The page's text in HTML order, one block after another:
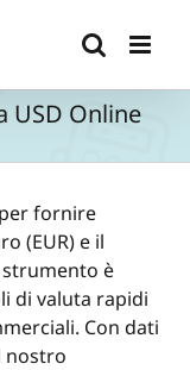
USD Online
fornire
(EUR) e il
strumento è
di valuta rapidi
Con dati
nostro